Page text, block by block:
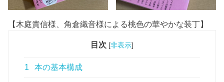
【木庭貴信様、角倉織音様による桃色の華やかな装丁】
目次 [非表示]
1 本の基本構成